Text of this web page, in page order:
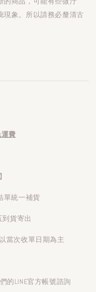
現象。所以請務必釐清古
費
單統一補貨
貨寄出
當次收單日期為主
的LINE官方帳號諮詢